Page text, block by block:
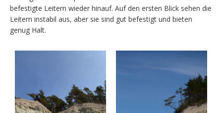
befestigte Leitern wieder hinauf. Auf den ersten Blick sehen die
Leitern instabil aus, aber sie sind gut befestigt und bieten
genug Halt.